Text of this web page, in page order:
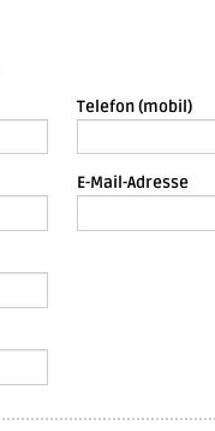
Telefon (mobil)
E-Mail-Adresse